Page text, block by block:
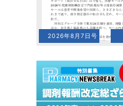
2026年8月7日号